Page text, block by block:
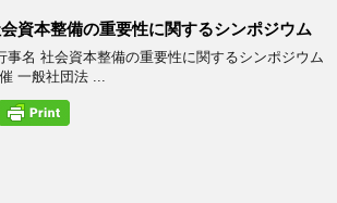
資本整備の重要性に関するシンポジウム
事名 社会資本整備の重要性に関するシンポジウム
一般社団法 ...